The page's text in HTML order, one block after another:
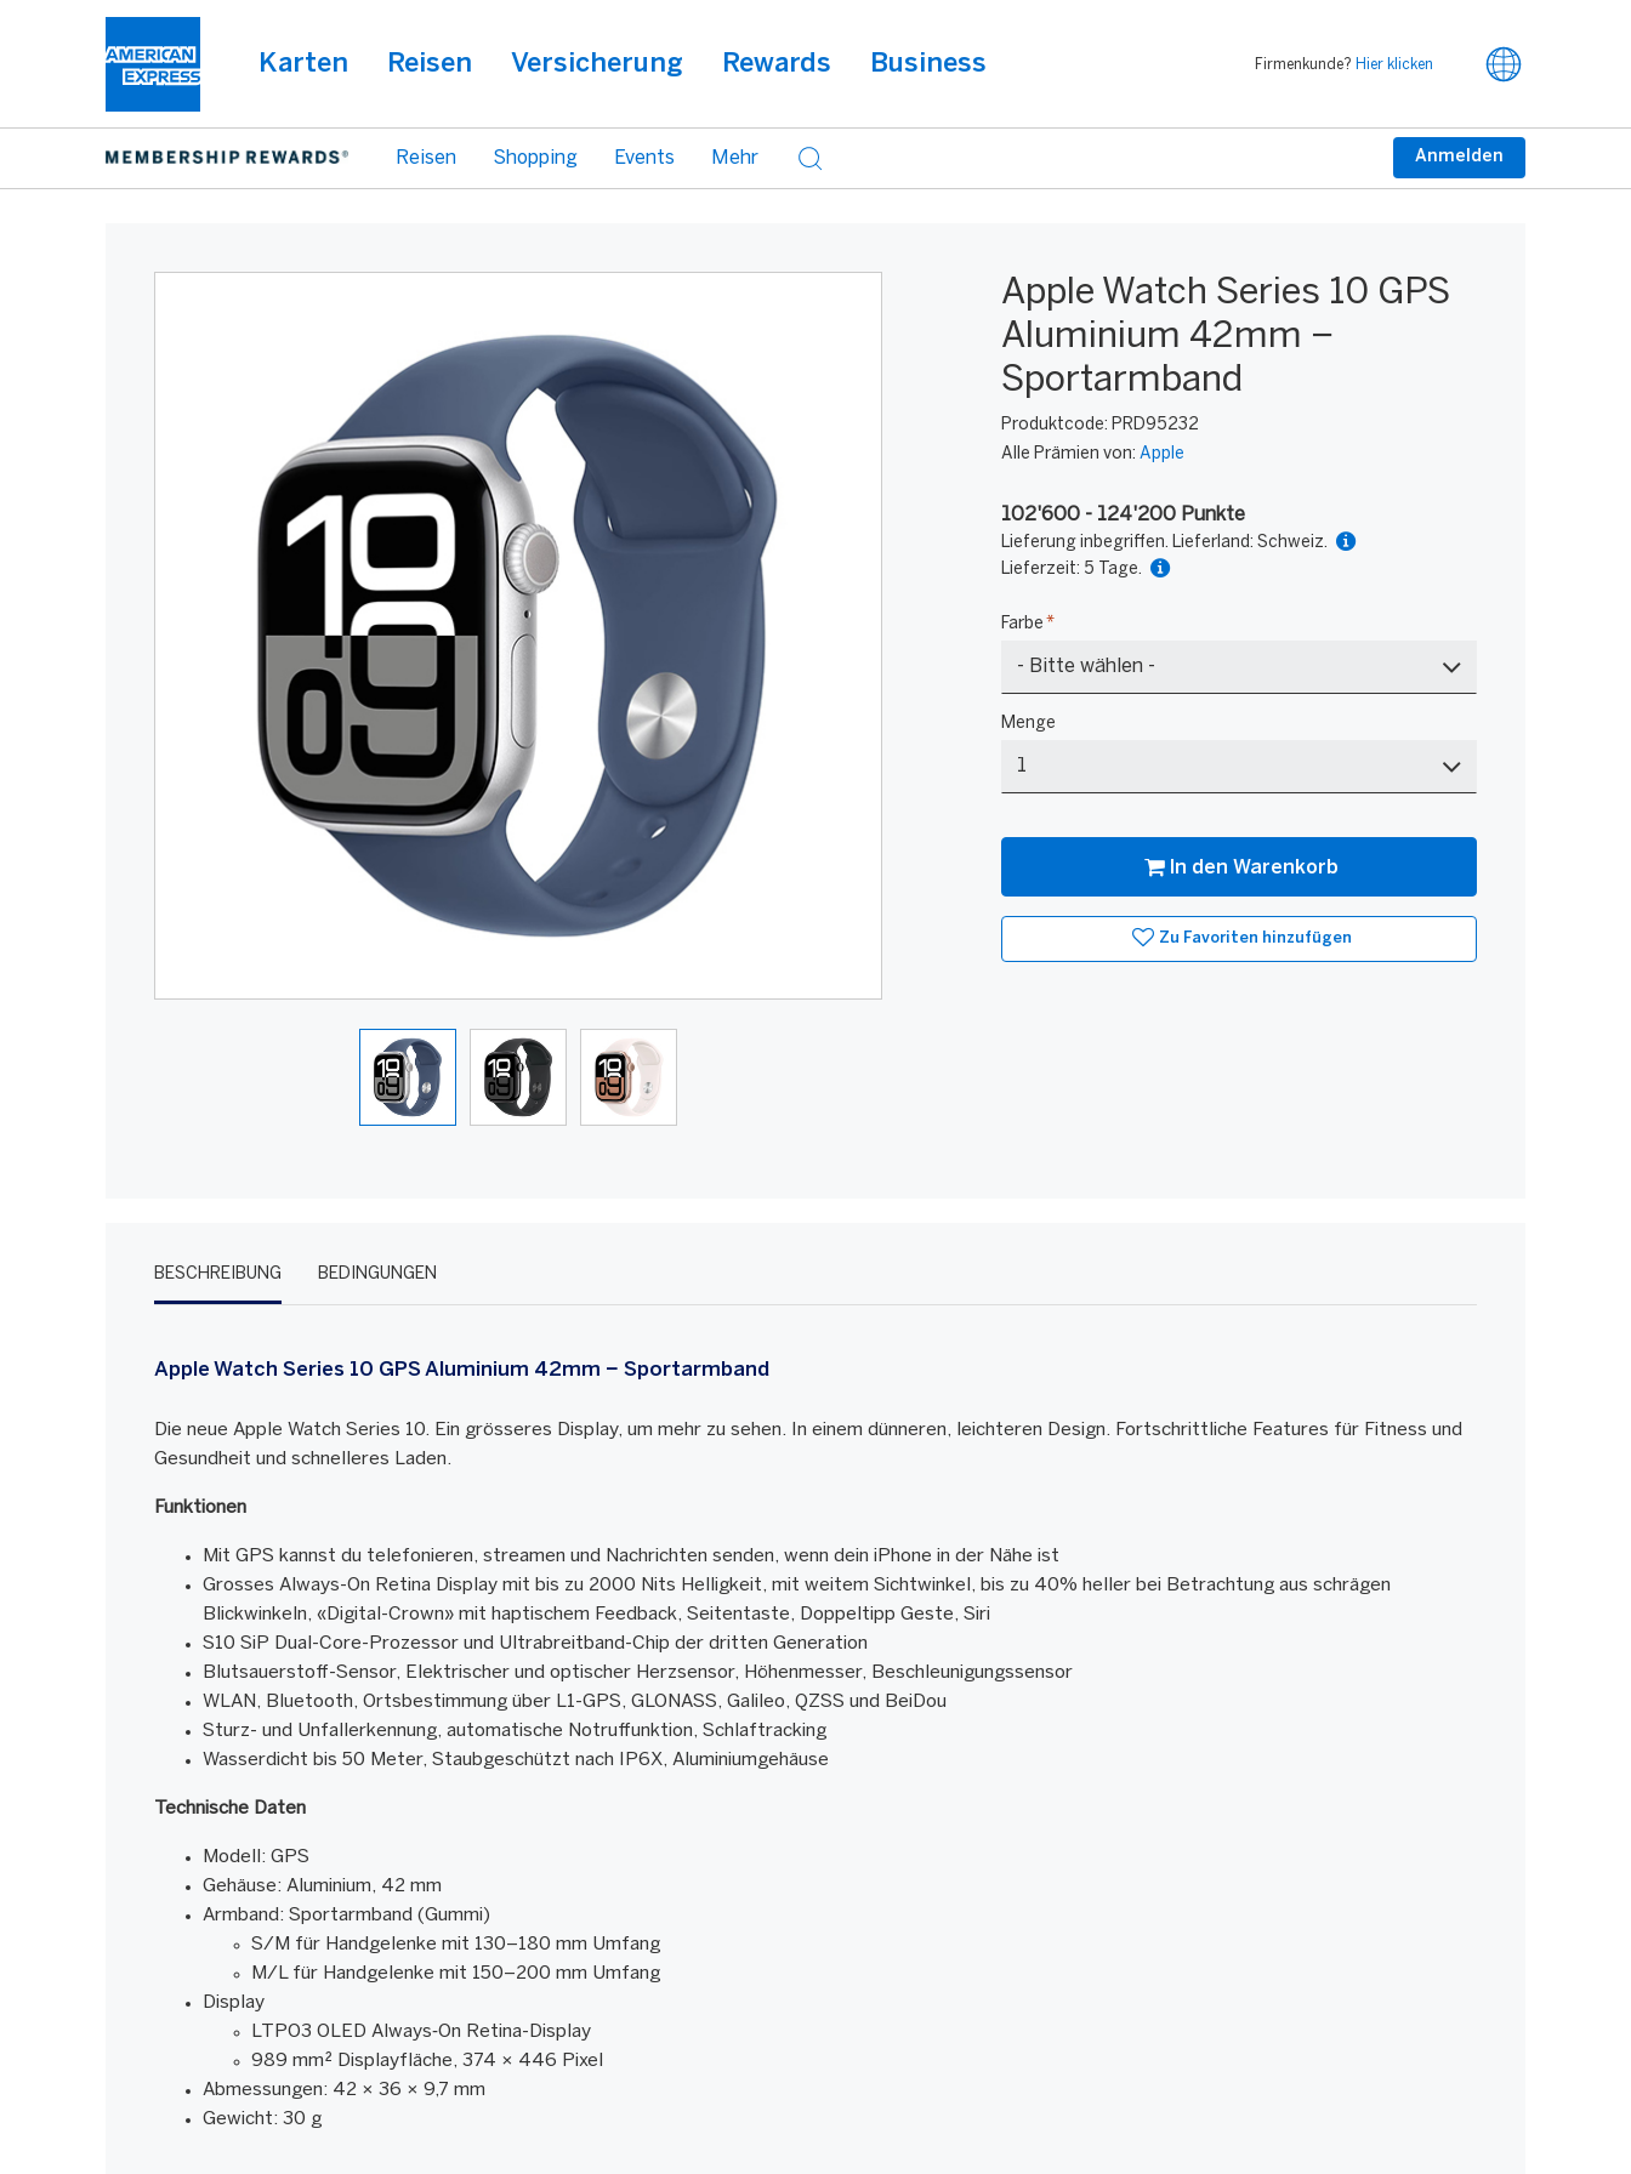
Karten Reisen Versicherung Rewards Business Firmenkunde? Hier klicken
Anmelden
Reisen Shopping Events Mehr
Apple Watch Series 10 GPS
Aluminium 42mm −
Sportarmband
Produktcode: PRD95232
Alle Prämien von:Apple
102'600 - 124'200 Punkte
Lieferung inbegriffen. Lieferland: Schweiz.
Lieferzeit: 5 Tage.
Farbe*
/
(S/M)
Menge
In den Warenkorb
Zu Favoriten hinzufügen
BESCHREIBUNG BEDINGUNGEN
Apple Watch Series 10 GPS Aluminium 42mm − Sportarmband
Die neue Apple Watch Series 10. Ein grösseres Display, um mehr zu sehen. In einem dünneren, leichteren Design. Fortschrittliche Features für Fitness und
Gesundheit und schnelleres Laden.
Funktionen
Mit GPS kannst du telefonieren, streamen und Nachrichten senden, wenn dein iPhone in der Nähe ist
Grosses Always-On Retina Display mit bis zu 2000 Nits Helligkeit, mit weitem Sichtwinkel, bis zu 40% heller bei Betrachtung aus schrägen
Blickwinkeln, «Digital-Crown» mit haptischem Feedback, Seitentaste, Doppeltipp Geste, Siri
S10 SiP Dual-Core-Prozessor und Ultrabreitband-Chip der dritten Generation
Blutsauerstoff-Sensor, Elektrischer und optischer Herzsensor, Höhenmesser, Beschleunigungssensor
WLAN, Bluetooth, Ortsbestimmung über L1-GPS, GLONASS, Galileo, QZSS und BeiDou
Sturz- und Unfallerkennung, automatische Notruffunktion, Schlaftracking
Wasserdicht bis 50 Meter, Staubgeschützt nach IP6X, Aluminiumgehäuse
Technische Daten
Modell: GPS
Gehäuse: Aluminium, 42 mm
Armband: Sportarmband (Gummi)
S/M für Handgelenke mit 130–180 mm Umfang
M/L für Handgelenke mit 150–200 mm Umfang
Display
LTPO3 OLED Always‑On Retina-Display
989 mm² Displayfläche, 374 × 446 Pixel
Abmessungen: 42 × 36 × 9,7 mm
Gewicht: 30 g